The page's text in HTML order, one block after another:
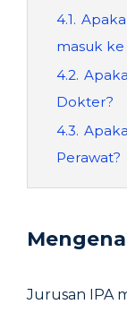
4.1.
masuk ke
4.2.
Dokter?
4.3.
Perawat?
Jurusan IPA